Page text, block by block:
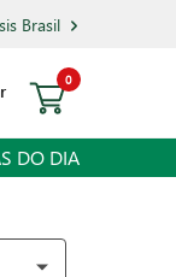
Brasil
0
DO DIA